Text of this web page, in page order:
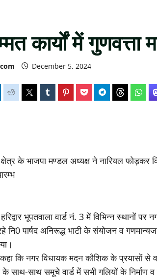
कार्यों में गुणवत्ता
December 5, 2024
के भाजपा मण्डल अध्यक्ष ने नारियल फोड़कर
भूपतवाला वार्ड नं. 3 में विभिन्न स्थानों पर
नि0 पार्षद अनिरूद्ध भाटी के संयोजन व
कि नगर विधायक मदन कौशिक के प्रयासों से
साथ-साथ समूचे वार्ड में सभी गलियों के निर्माण